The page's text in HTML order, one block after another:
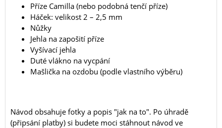
Příze Camilla (nebo podobná tenčí příze)
Háček: velikost 2 – 2,5 mm
Nůžky
Jehla na zapošití příze
Vyšívací jehla
Duté vlákno na vycpání
Mašlička na ozdobu (podle vlastního výběru)
Návod obsahuje fotky a popis "jak na to". Po úhradě
(připsání platby) si budete moci stáhnout návod ve